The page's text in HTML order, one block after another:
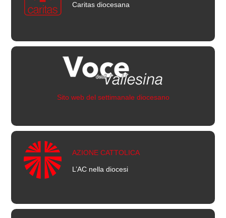
Caritas diocesana
Sito web del settimanale diocesano
AZIONE CATTOLICA
L’AC nella diocesi